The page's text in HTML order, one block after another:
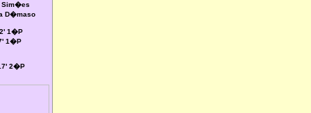
Sim�es
D�maso
1�P
1�P
2�P